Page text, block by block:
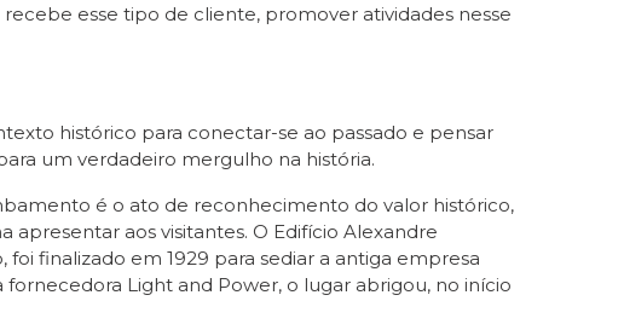
esse tipo de cliente, promover atividades nesse
histórico para conectar-se ao passado e pensar
um verdadeiro mergulho na história.
é o ato de reconhecimento do valor histórico,
aos visitantes. O Edifício Alexandre
finalizado em 1929 para sediar a antiga empresa
Light and Power, o lugar abrigou, no início